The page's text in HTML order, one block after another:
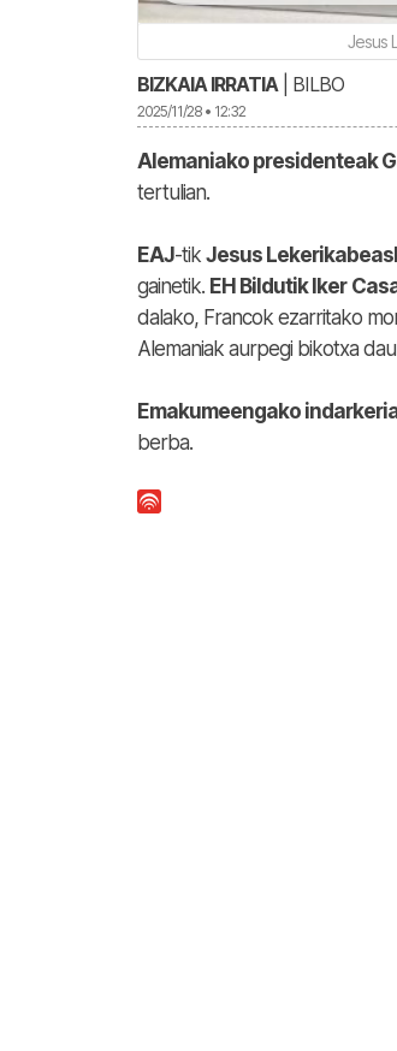
Jesus
BIZKAIA IRRATIA | BILBO
2025/11/28 • 12:32
Alemaniako presidenteak
tertulian.
EAJ-tik Jesus
gainetik. EH Bildutik Iker
dalako, Francok ezarritako
Alemaniak aurpegi bikotxa
Emakumeengako
berba.